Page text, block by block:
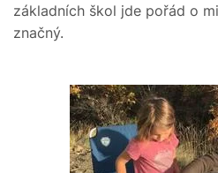
základních škol jde pořád o
značný.